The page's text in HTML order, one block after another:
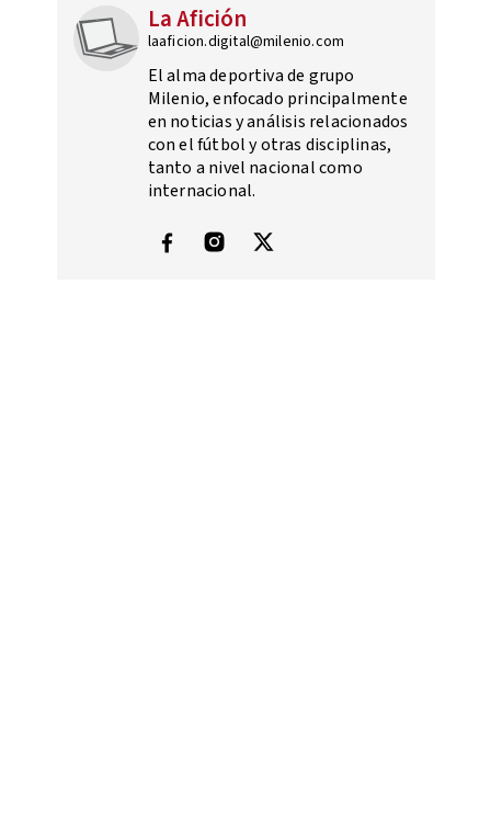
La Afición
laaficion.digital@milenio.com
El alma deportiva de grupo
Milenio, enfocado principalmente
en noticias y análisis relacionados
con el fútbol y otras disciplinas,
tanto a nivel nacional como
internacional.